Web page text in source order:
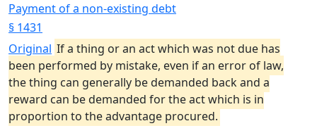
Payment of a non-existing debt
§ 1431
Original If a thing or an act which was not due has
been performed by mistake, even if an error of law,
the thing can generally be demanded back and a
reward can be demanded for the act which is in
proportion to the advantage procured.